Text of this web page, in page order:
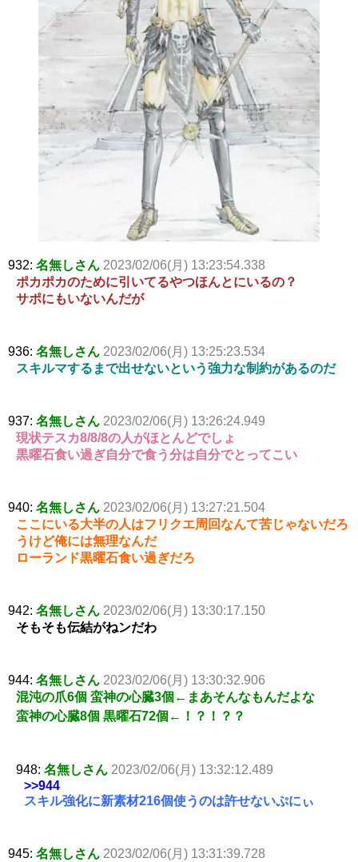
932: 名無しさん 2023/02/06(月) 13:23:54.338
ポカポカのために引いてるやつほんとにいるの？
サポにもいないんだが
936: 名無しさん 2023/02/06(月) 13:25:23.534
スキルマするまで出せないという強力な制約があるのだ
937: 名無しさん 2023/02/06(月) 13:26:24.949
現状テスカ8/8/8の人がほとんどでしょ
黒曜石食い過ぎ自分で食う分は自分でとってこい
940: 名無しさん 2023/02/06(月) 13:27:21.504
ここにいる大半の人はフリクエ周回なんて苦じゃないだろ
うけど俺には無理なんだ
ローランド黒曜石食い過ぎだろ
942: 名無しさん 2023/02/06(月) 13:30:17.150
そもそも伝結がねンだわ
944: 名無しさん 2023/02/06(月) 13:30:32.906
混沌の爪6個 蛮神の心臓3個←まあそんなもんだよな
蛮神の心臓8個 黒曜石72個←！？！？？
948: 名無しさん 2023/02/06(月) 13:32:12.489
>>944
スキル強化に新素材216個使うのは許せないぷにぃ
945: 名無しさん 2023/02/06(月) 13:31:39.728